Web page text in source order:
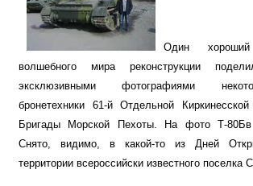
Один
волшебного мира реконструкции
эксклюзивными фотографиями
бронетехники 61-й Отдельной Киркинесской
Бригады Морской Пехоты. На фото Т-
Снято, видимо, в какой-то из Дней
территории всероссийски известного поселка